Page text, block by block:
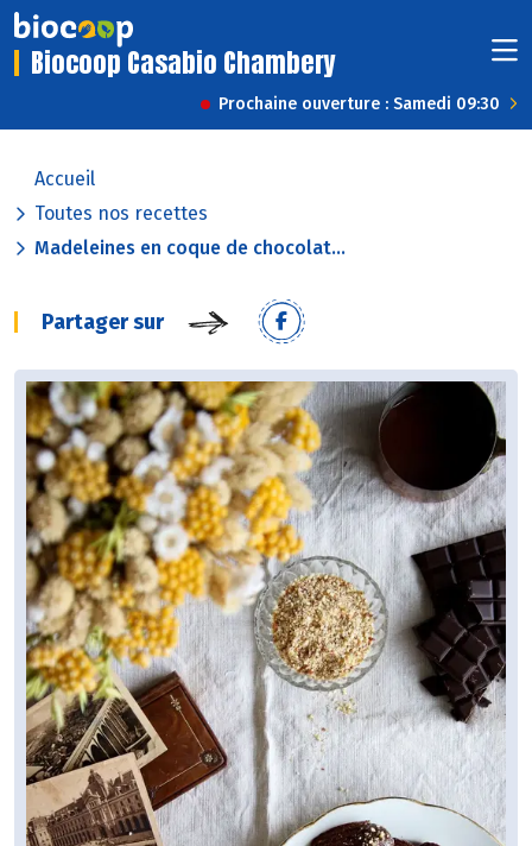
Biocoop Casabio Chambery
Prochaine ouverture : Samedi 09:30
Accueil
Toutes nos recettes
Madeleines en coque de chocolat...
Partager sur